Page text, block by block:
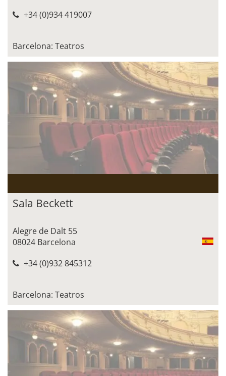
+34 (0)934 419007
Barcelona: Teatros
Sala Beckett
Alegre de Dalt 55
08024 Barcelona
+34 (0)932 845312
Barcelona: Teatros